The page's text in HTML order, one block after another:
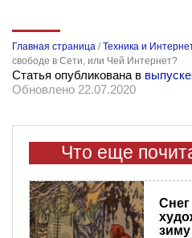
Главная страница /Техника и
свободе в Сети, или Чей Интернет?
Статья опубликована в
Обновлено 22.07.2020
Что еще
Снег